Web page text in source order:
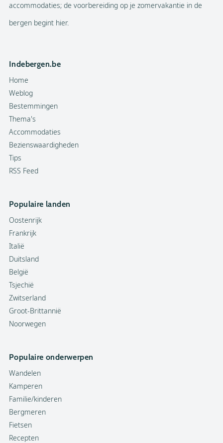
accommodaties; de voorbereiding op je zomervakantie in de
bergen begint hier.
Indebergen.be
Home
Weblog
Bestemmingen
Thema's
Accommodaties
Bezienswaardigheden
Tips
RSS Feed
Populaire landen
Oostenrijk
Frankrijk
Italië
Duitsland
België
Tsjechië
Zwitserland
Groot-Brittannië
Noorwegen
Populaire onderwerpen
Wandelen
Kamperen
Familie/kinderen
Bergmeren
Fietsen
Recepten